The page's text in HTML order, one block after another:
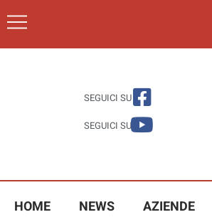
SEGUICI SU
SEGUICI SU
HOME NEWS AZIENDE